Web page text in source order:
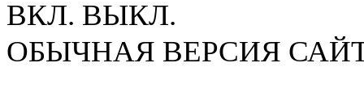
ВКЛ. ВЫКЛ.
ОБЫЧНАЯ ВЕРСИЯ